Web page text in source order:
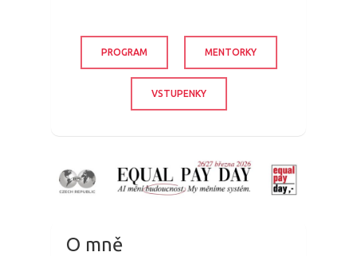
PROGRAM MENTORKY
VSTUPENKY
O mně